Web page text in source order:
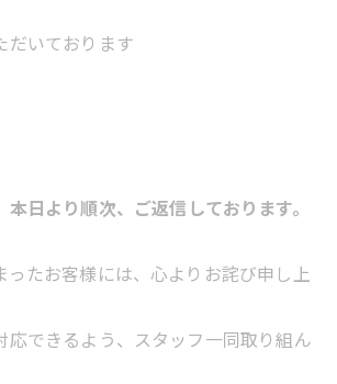
だいております
本日より順次、ご返信しております。
ったお客様には、心よりお詫び申し上
応できるよう、スタッフ一同取り組ん